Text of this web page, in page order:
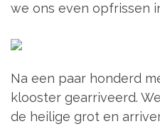
we ons even opfrissen
Na een paar honderd
klooster gearriveerd.
de heilige grot en